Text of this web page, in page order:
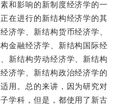
和影响的新制度经济学的一
在进行的新结构经济学的其
济学、新结构货币经济学、
金融经济学、新结构国际经
新结构劳动经济学、新结构
济学、新结构政治经济学的
用。总的来讲，因为研究对
学科，但是，都使用了新古